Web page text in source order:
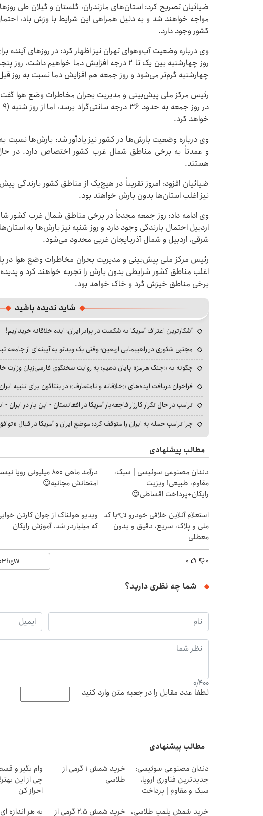
ضیائیان تصریح کرد: استان‌های مازندران، گلستان و گیلان طی
مواجه خواهند شد و به دلیل همراهی این شرایط با وزش باد،
کشور وجود دارد.
وی درباره وضعیت آب‌وهوای تهران نیز اظهار کرد: در روزهای آینده
چهارشنبه گرم‌تر می‌شود و روز جمعه هم افزایش دما نسبت به روز قبل
رئیس مرکز ملی پیش‌بینی و مدیریت بحران مخاطرات وضع هوا
خواهد کرد.
وی درباره وضعیت بارش‌ها در کشور نیز یادآور شد: بارش‌ها نسبت
و عمدتاً به برخی مناطق شمال غرب کشور اختصاص دارد. در
هستند.
نیز اغلب استان‌ها بدون بارش خواهند بود.
وی ادامه داد: روز جمعه مجدداً در برخی مناطق شمال غرب کشور
اردبیل احتمال بارندگی وجود دارد و روز شنبه نیز بارش‌ها به
شرقی، اردبیل و شمال آذربایجان غربی محدود می‌شود.
رئیس مرکز ملی پیش‌بینی و مدیریت بحران مخاطرات وضع هوا در
اغلب مناطق کشور شرایطی بدون بارش را تجربه خواهند کرد و
برخی مناطق خیزش گرد و خاک خواهد بود.
شاید ندیده باشید
آشکارترین اعتراف آمریکا به شکست در برابر ایران؛ ایده خلاقانه خریداریم!
مجتبی شکوری در راهپیمایی اربعین؛ وقتی یک ویدئو به آیینه‌ای از جامعه
چگونه به «جنگ هرمز» پایان دهیم؛ به روایت سخنگوی فارسی‌زبان وزارت
فراخوان دریافت ایده‌های «خلاقانه و نامتعارف» در پنتاگون برای تنبیه
ترامپ در حال تکرار کارزار فاجعه‌بار آمریکا در افغانستان - این بار در ایران
چرا ترامپ حمله به ایران را متوقف کرد؛ موضع ایران و آمریکا در قبال
مطالب پیشنهادی
دندان مصنوعی سوئیسی | سبک،
مقاوم، طبیعی! ویزیت
رایگان+پرداخت اقساطی😍
درآمد ماهی 800 میلیونی رویا
امتحانش مجانیه😉
استعلام آنلاین خلافی خودرو 👈با کد
ملی و پلاک، سریع، دقیق و بدون
معطلی
ویدیو هولناک از جوان کارتن
که میلیاردر شد. آموزش رایگان
۰ ۰
شما چه نظری دارید؟
0/400
لطفا عدد مقابل را در جعبه متن وارد کنید
مطالب پیشنهادی
دندان مصنوعی سوئیسی:
جدیدترین فناوری اروپا،
سبک و مقاوم | پرداخت
خرید شمش 1 گرمی از
طلاسی
وام بگیر و
چی از این
احراز کن
خرید شمش پلمپ طلاسی،
خرید شمش 2.5 گرمی از به هر اندازه